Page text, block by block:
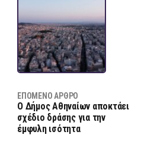
ΕΠΌΜΕΝΟ ΆΡΘΡΟ
Ο Δήμος Αθηναίων αποκτάει
σχέδιο δράσης για την
έμφυλη ισότητα